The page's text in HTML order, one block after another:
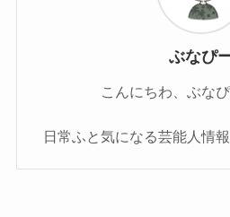
ぶなぴ
こんにちわ、ぶな
日常ふと気になる芸能人情